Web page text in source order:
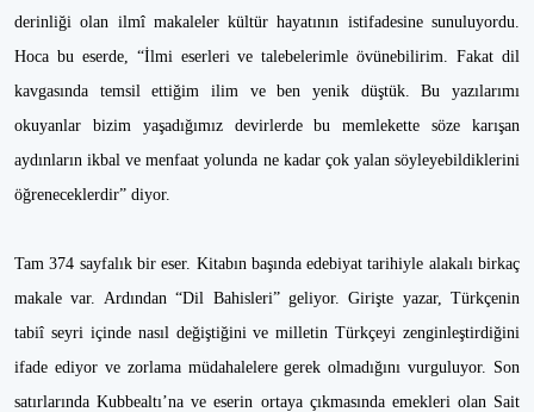
derinliği olan ilmî makaleler kültür hayatının istifadesine sunuluyordu.
Hoca bu eserde, “İlmi eserleri ve talebelerimle övünebilirim. Fakat dil
kavgasında temsil ettiğim ilim ve ben yenik düştük. Bu yazılarımı
okuyanlar bizim yaşadığımız devirlerde bu memlekette söze karışan
aydınların ikbal ve menfaat yolunda ne kadar çok yalan söyleyebildiklerini
öğreneceklerdir” diyor.
Tam 374 sayfalık bir eser. Kitabın başında edebiyat tarihiyle alakalı birkaç
makale var. Ardından “Dil Bahisleri” geliyor. Girişte yazar, Türkçenin
tabiî seyri içinde nasıl değiştiğini ve milletin Türkçeyi zenginleştirdiğini
ifade ediyor ve zorlama müdahalelere gerek olmadığını vurguluyor. Son
satırlarında Kubbealtı’na ve eserin ortaya çıkmasında emekleri olan Sait